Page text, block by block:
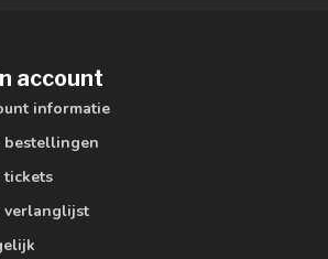
account
informatie
bestellingen
tickets
verlanglijst